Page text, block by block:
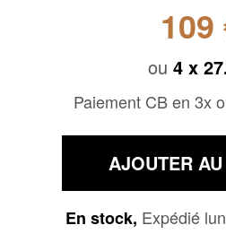
109
ou 4 x
Paiement CB en 3x
AJOUTER
En stock, Expédié